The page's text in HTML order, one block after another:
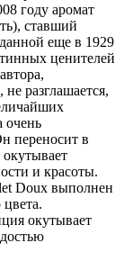
году аромат
ставший
еще в 1929
ценителей
разглашается,
очень
переносит в
и красоты.
Doux выполнен
окутывает